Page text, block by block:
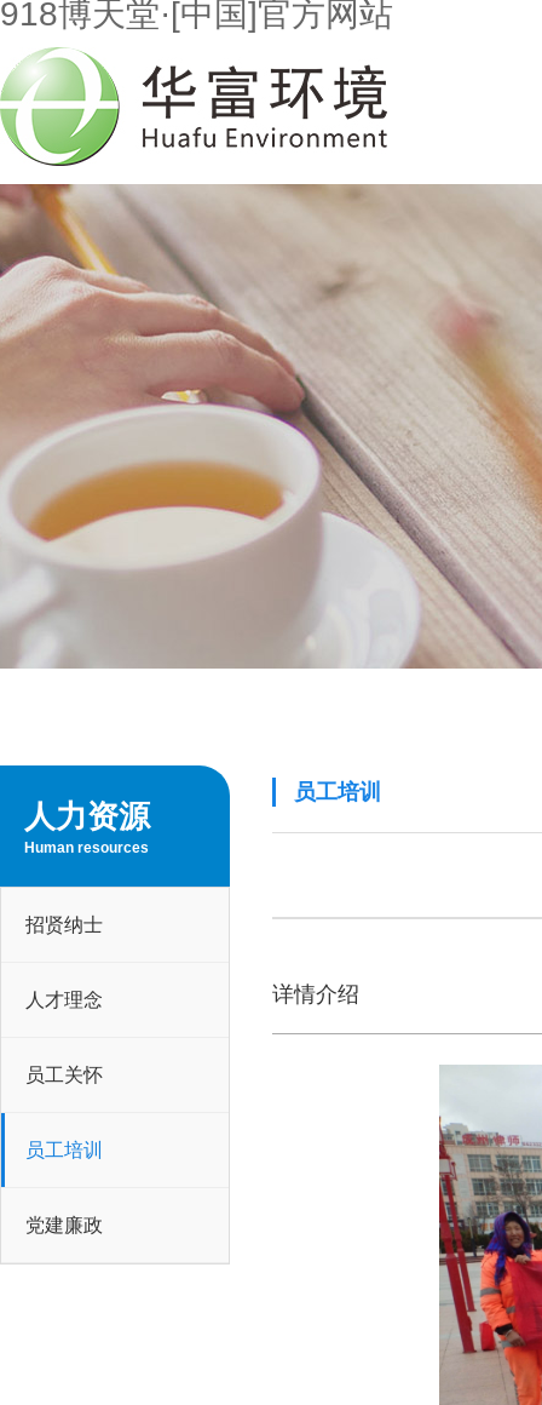
918博天堂·[中国]官方网站
首页 走进918博天堂
人力资源
Human resources
招贤纳士
人才理念
员工关怀
员工培训
党建廉政
员工培训
详情介绍